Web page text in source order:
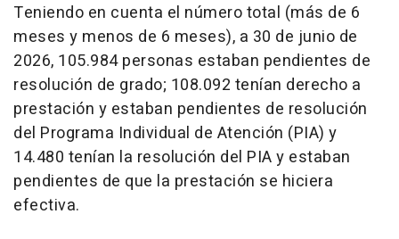
Teniendo en cuenta el número total (más de 6
meses y menos de 6 meses), a 30 de junio de
2026, 105.984 personas estaban pendientes de
resolución de grado; 108.092 tenían derecho a
prestación y estaban pendientes de resolución
del Programa Individual de Atención (PIA) y
14.480 tenían la resolución del PIA y estaban
pendientes de que la prestación se hiciera
efectiva.